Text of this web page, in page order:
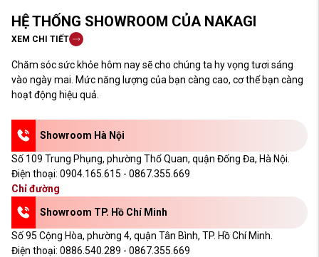
HỆ THỐNG SHOWROOM CỦA NAKAGI
XEM CHI TIẾT
Chăm sóc sức khỏe hôm nay sẽ cho chúng ta hy vọng tươi sáng
vào ngày mai. Mức năng lượng của bạn càng cao, cơ thể bạn càng
hoạt động hiệu quả.
Showroom Hà Nội
Số 109 Trung Phụng, phường Thổ Quan, quận Đống Đa, Hà Nội.
Điện thoại: 0904.165.615 - 0867.355.669
Chỉ đường
Showroom TP. Hồ Chí Minh
Số 95 Cộng Hòa, phường 4, quận Tân Bình, TP. Hồ Chí Minh.
Điện thoại: 0886.540.289 - 0867.355.669